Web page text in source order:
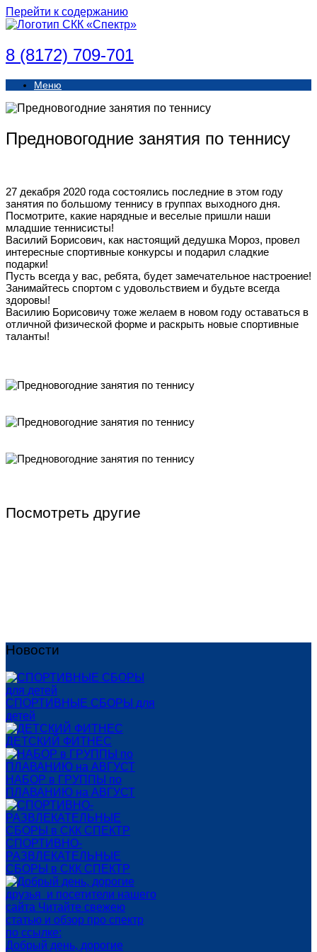
Перейти к содержанию
8 (8172) 709-701
Меню
Предновогодние занятия по теннису
27 декабря 2020 года состоялись последние в этом году
занятия по большому теннису в группах выходного дня.
Посмотрите, какие нарядные и веселые пришли наши
младшие теннисисты!
Василий Борисович, как настоящий дедушка Мороз, провел
интересные спортивные конкурсы и подарил сладкие
подарки!
Пусть всегда у вас, ребята, будет замечательное настроение!
Занимайтесь спортом с удовольствием и будьте всегда
здоровы!
Василию Борисовичу тоже желаем в новом году оставаться в
отличной физической форме и раскрыть новые спортивные
таланты!
Посмотреть другие
Новости
СПОРТИВНЫЕ СБОРЫ для
детей
ДЕТСКИЙ ФИТНЕС
НАБОР в ГРУППЫ по
ПЛАВАНИЮ на АВГУСТ
СПОРТИВНО-
РАЗВЛЕКАТЕЛЬНЫЕ
СБОРЫ в СКК СПЕКТР
Добрый день, дорогие